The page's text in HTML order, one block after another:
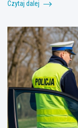
Czytaj dalej